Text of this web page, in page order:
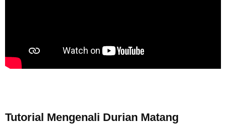
Tutorial Mengenali Durian Matang